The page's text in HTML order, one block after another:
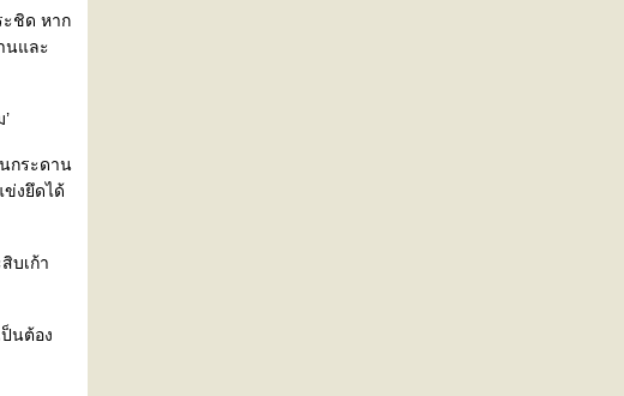
ะชิด หาก
นและ
กระดาน
งยึดได้
บเก้า
นต้อง